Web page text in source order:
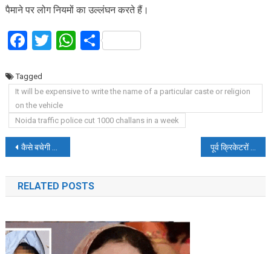
पैमाने पर लोग नियमों का उल्लंघन करते हैं।
Facebook
Twitter
WhatsApp
Share
Tagged
It will be expensive to write the name of a particular caste or religion
on the vehicle
Noida traffic police cut 1000 challans in a week
Post
navigation
कैसे बचेगी पहाड़ों की रानी शिमला, 300 मौतें,10 हजार घरों में दरार
RELATED POSTS